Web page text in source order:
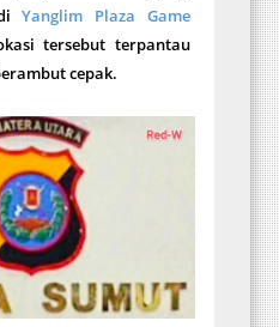
diYanglim Plaza Game
tersebut terpantau
cepak.